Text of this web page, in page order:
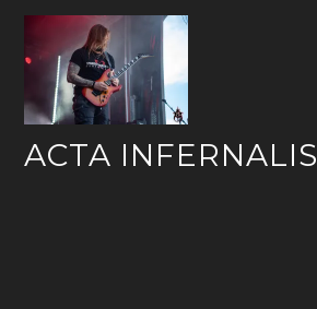
Skip
content
ACTA INFERNALIS